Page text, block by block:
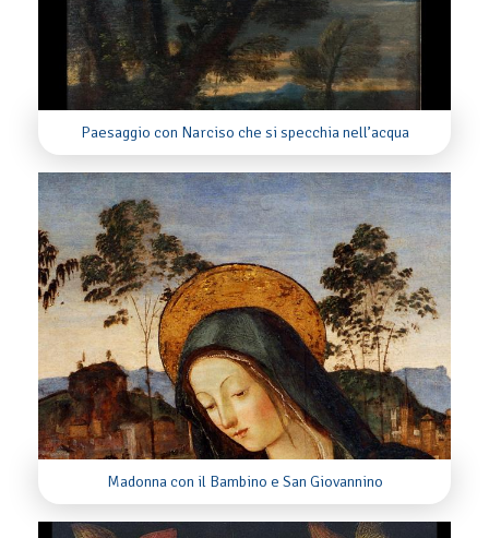
Paesaggio con Narciso che si specchia nell’acqua
Madonna con il Bambino e San Giovannino